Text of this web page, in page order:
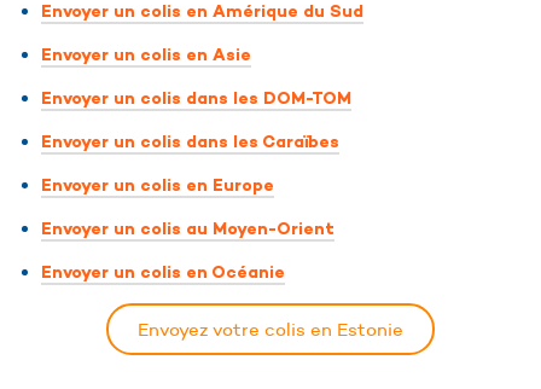
Envoyer un colis en Amérique du Sud
Envoyer un colis en Asie
Envoyer un colis dans les DOM-TOM
Envoyer un colis dans les Caraïbes
Envoyer un colis en Europe
Envoyer un colis au Moyen-Orient
Envoyer un colis en Océanie
Envoyez votre colis en Estonie